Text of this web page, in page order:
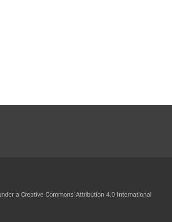
a Creative Commons Attribution 4.0 International